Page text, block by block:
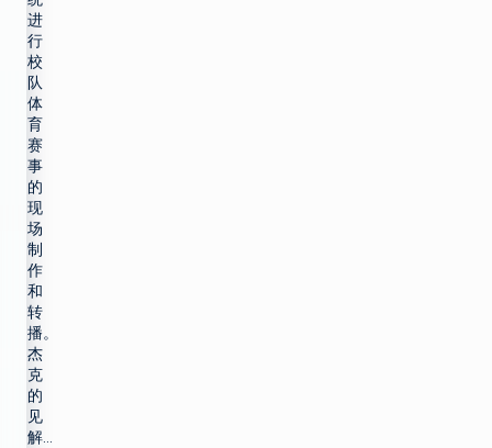
进
行
校
队
体
育
赛
事
的
现
场
制
作
和
转
播。
杰
克
的
见
解...